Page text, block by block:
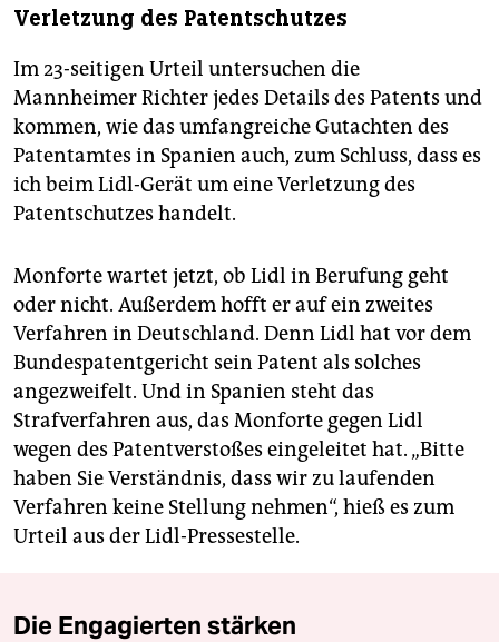
Verletzung des Patentschutzes
Im 23-seitigen Urteil untersuchen die
Mannheimer Richter jedes Details des Patents und
kommen, wie das umfangreiche Gutachten des
Patentamtes in Spanien auch, zum Schluss, dass es
ich beim Lidl-Gerät um eine Verletzung des
Patentschutzes handelt.
Monforte wartet jetzt, ob Lidl in Berufung geht
oder nicht. Außerdem hofft er auf ein zweites
Verfahren in Deutschland. Denn Lidl hat vor dem
Bundespatentgericht sein Patent als solches
angezweifelt. Und in Spanien steht das
Strafverfahren aus, das Monforte gegen Lidl
wegen des Patentverstoßes eingeleitet hat. „Bitte
haben Sie Verständnis, dass wir zu laufenden
Verfahren keine Stellung nehmen“, hieß es zum
Urteil aus der Lidl-Pressestelle.
Die Engagierten stärken